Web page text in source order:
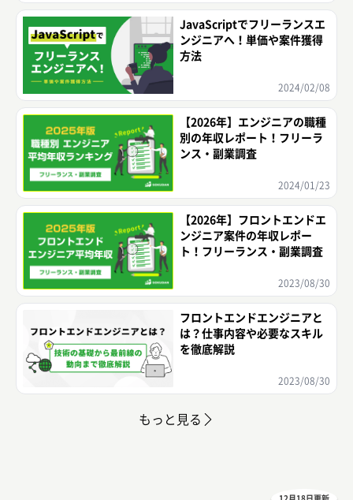
JavaScriptでフリーランスエ
ンジニアへ！単価や案件獲得
方法
2024/02/08
【2026年】エンジニアの職種
別の年収レポート！フリーラ
ンス・副業調査
2024/01/23
【2026年】フロントエンドエ
ンジニア案件の年収レポー
ト！フリーランス・副業調査
2023/08/30
フロントエンドエンジニアと
は？仕事内容や必要なスキル
を徹底解説
2023/08/30
もっと見る